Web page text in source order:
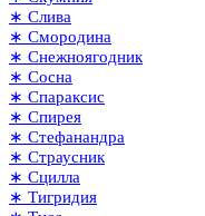
∗ Слива
∗ Смородина
∗ Снежноягодник
∗ Сосна
∗ Спараксис
∗ Спирея
∗ Стефанандра
∗ Страусник
∗ Сцилла
∗ Тигридия